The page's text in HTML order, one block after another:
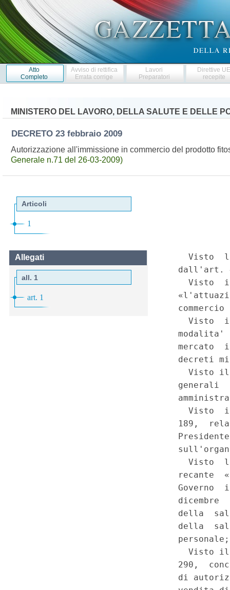
Atto
Completo
Avviso di rettifica
Errata corrige
Lavori
Preparatori
Direttive
recepite
MINISTERO DEL LAVORO, DELLA SALUTE E DELLE
DECRETO 23 febbraio 2009
Autorizzazione all'immissione in commercio del prodotto
Generale n.71 del 26-03-2009)